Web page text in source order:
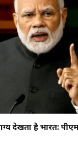
देखता है भारत: